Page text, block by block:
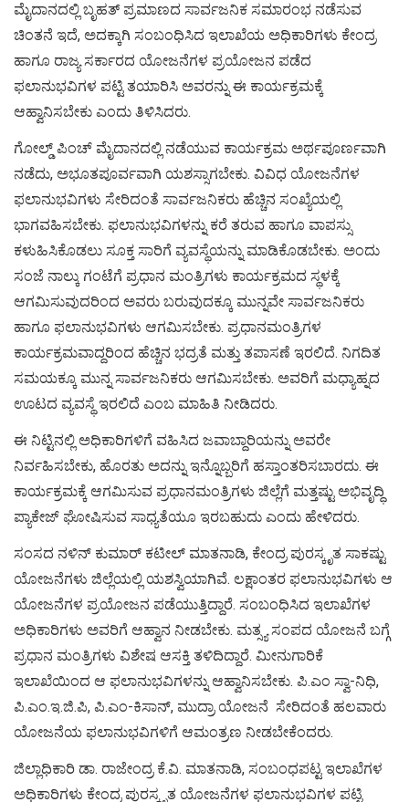
ಮೈದಾನದಲ್ಲಿ ಬೃಹತ್ ಪ್ರಮಾಣದ ಸಾರ್ವಜನಿಕ ಸಮಾರಂಭ ನಡೆಸುವ
ಚಿಂತನೆ ಇದೆ, ಅದಕ್ಕಾಗಿ ಸಂಬಂಧಿಸಿದ ಇಲಾಖೆಯ ಅಧಿಕಾರಿಗಳು ಕೇಂದ್ರ
ಹಾಗೂ ರಾಜ್ಯ ಸರ್ಕಾರದ ಯೋಜನೆಗಳ ಪ್ರಯೋಜನ ಪಡೆದ
ಫಲಾನುಭವಿಗಳ ಪಟ್ಟಿ ತಯಾರಿಸಿ ಅವರನ್ನು ಈ ಕಾರ್ಯಕ್ರಮಕ್ಕೆ
ಆಹ್ವಾನಿಸಬೇಕು ಎಂದು ತಿಳಿಸಿದರು.
ಗೋಲ್ಡ್ ಪಿಂಚ್ ಮೈದಾನದಲ್ಲಿ ನಡೆಯುವ ಕಾರ್ಯಕ್ರಮ ಅರ್ಥಪೂರ್ಣವಾಗಿ
ನಡೆದು, ಅಭೂತಪೂರ್ವವಾಗಿ ಯಶಸ್ಸಾಗಬೇಕು. ವಿವಿಧ ಯೋಜನೆಗಳ
ಫಲಾನುಭವಿಗಳು ಸೇರಿದಂತೆ ಸಾರ್ವಜನಿಕರು ಹೆಚ್ಚಿನ ಸಂಖ್ಯೆಯಲ್ಲಿ
ಭಾಗವಹಿಸಬೇಕು. ಫಲಾನುಭವಿಗಳನ್ನು ಕರೆ ತರುವ ಹಾಗೂ ವಾಪಸ್ಸು
ಕಳುಹಿಸಿಕೊಡಲು ಸೂಕ್ತ ಸಾರಿಗೆ ವ್ಯವಸ್ಥೆಯನ್ನು ಮಾಡಿಕೊಡಬೇಕು. ಅಂದು
ಸಂಜೆ ನಾಲ್ಕು ಗಂಟೆಗೆ ಪ್ರಧಾನ ಮಂತ್ರಿಗಳು ಕಾರ್ಯಕ್ರಮದ ಸ್ಥಳಕ್ಕೆ
ಆಗಮಿಸುವುದರಿಂದ ಅವರು ಬರುವುದಕ್ಕೂ ಮುನ್ನವೇ ಸಾರ್ವಜನಿಕರು
ಹಾಗೂ ಫಲಾನುಭವಿಗಳು ಆಗಮಿಸಬೇಕು. ಪ್ರಧಾನಮಂತ್ರಿಗಳ
ಕಾರ್ಯಕ್ರಮವಾದ್ದರಿಂದ ಹೆಚ್ಚಿನ ಭದ್ರತೆ ಮತ್ತು ತಪಾಸಣೆ ಇರಲಿದೆ. ನಿಗದಿತ
ಸಮಯಕ್ಕೂ ಮುನ್ನ ಸಾರ್ವಜನಿಕರು ಆಗಮಿಸಬೇಕು. ಅವರಿಗೆ ಮಧ್ಯಾಹ್ನದ
ಊಟದ ವ್ಯವಸ್ಥೆ ಇರಲಿದೆ ಎಂಬ ಮಾಹಿತಿ ನೀಡಿದರು.
ಈ ನಿಟ್ಟಿನಲ್ಲಿ ಅಧಿಕಾರಿಗಳಿಗೆ ವಹಿಸಿದ ಜವಾಬ್ದಾರಿಯನ್ನು ಅವರೇ
ನಿರ್ವಹಿಸಬೇಕು, ಹೊರತು ಅದನ್ನು ಇನ್ನೊಬ್ಬರಿಗೆ ಹಸ್ತಾಂತರಿಸಬಾರದು. ಈ
ಕಾರ್ಯಕ್ರಮಕ್ಕೆ ಆಗಮಿಸುವ ಪ್ರಧಾನಮಂತ್ರಿಗಳು ಜಿಲ್ಲೆಗೆ ಮತ್ತಷ್ಟು ಅಭಿವೃದ್ಧಿ
ಪ್ಯಾಕೇಜ್ ಘೋಷಿಸುವ ಸಾಧ್ಯತೆಯೂ ಇರಬಹುದು ಎಂದು ಹೇಳಿದರು.
ಸಂಸದ ನಳಿನ್ ಕುಮಾರ್ ಕಟೀಲ್ ಮಾತನಾಡಿ, ಕೇಂದ್ರ ಪುರಸ್ಕೃತ ಸಾಕಷ್ಟು
ಯೋಜನೆಗಳು ಜಿಲ್ಲೆಯಲ್ಲಿ ಯಶಸ್ವಿಯಾಗಿವೆ. ಲಕ್ಷಾಂತರ ಫಲಾನುಭವಿಗಳು ಆ
ಯೋಜನೆಗಳ ಪ್ರಯೋಜನ ಪಡೆಯುತ್ತಿದ್ದಾರೆ. ಸಂಬಂಧಿಸಿದ ಇಲಾಖೆಗಳ
ಅಧಿಕಾರಿಗಳು ಅವರಿಗೆ ಆಹ್ವಾನ ನೀಡಬೇಕು. ಮತ್ಸ್ಯ ಸಂಪದ ಯೋಜನೆ ಬಗ್ಗೆ
ಪ್ರಧಾನ ಮಂತ್ರಿಗಳು ವಿಶೇಷ ಆಸಕ್ತಿ ತಳಿದಿದ್ದಾರೆ. ಮೀನುಗಾರಿಕೆ
ಇಲಾಖೆಯಿಂದ ಆ ಫಲಾನುಭವಿಗಳನ್ನು ಆಹ್ವಾನಿಸಬೇಕು. ಪಿ.ಎಂ ಸ್ವಾ-ನಿಧಿ,
ಪಿ.ಎಂ.ಇ.ಜಿ.ಪಿ, ಪಿ.ಎಂ-ಕಿಸಾನ್, ಮುದ್ರಾ ಯೋಜನೆ ಸೇರಿದಂತೆ ಹಲವಾರು
ಯೋಜನೆಯ ಫಲಾನುಭವಿಗಳಿಗೆ ಆಮಂತ್ರಣ ನೀಡಬೇಕೆಂದರು.
ಜಿಲ್ಲಾಧಿಕಾರಿ ಡಾ. ರಾಜೇಂದ್ರ ಕೆ.ವಿ. ಮಾತನಾಡಿ, ಸಂಬಂಧಪಟ್ಟ ಇಲಾಖೆಗಳ
ಅಧಿಕಾರಿಗಳು ಕೇಂದ್ರ ಪುರಸ್ಕೃತ ಯೋಜನೆಗಳ ಫಲಾನುಭವಿಗಳ ಪಟ್ಟಿ